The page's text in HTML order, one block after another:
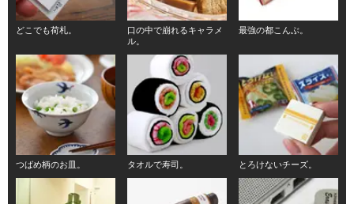
どこでも荷札。
口の中で崩れるキャラメ
ル。
最強の都こんぶ。
つばめ柄のお皿。 タオルで寿司。 とろけないチーズ。